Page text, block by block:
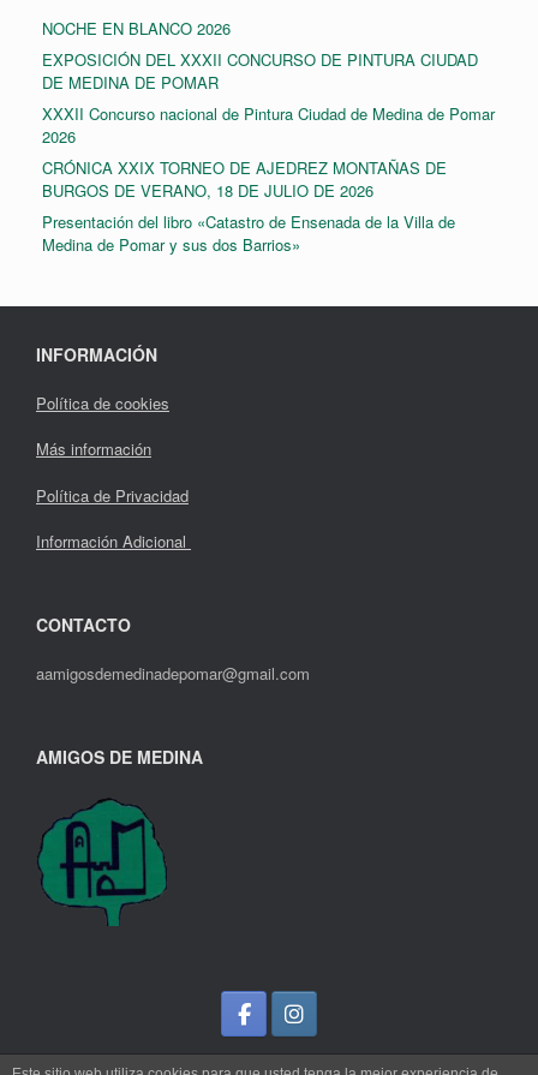
NOCHE EN BLANCO 2026
EXPOSICIÓN DEL XXXII CONCURSO DE PINTURA CIUDAD
DE MEDINA DE POMAR
XXXII Concurso nacional de Pintura Ciudad de Medina de Pomar
2026
CRÓNICA XXIX TORNEO DE AJEDREZ MONTAÑAS DE
BURGOS DE VERANO, 18 DE JULIO DE 2026
Presentación del libro «Catastro de Ensenada de la Villa de
Medina de Pomar y sus dos Barrios»
INFORMACIÓN
Política de cookies
Más información
Política de Privacidad
Información Adicional
CONTACTO
aamigosdemedinadepomar@gmail.com
AMIGOS DE MEDINA